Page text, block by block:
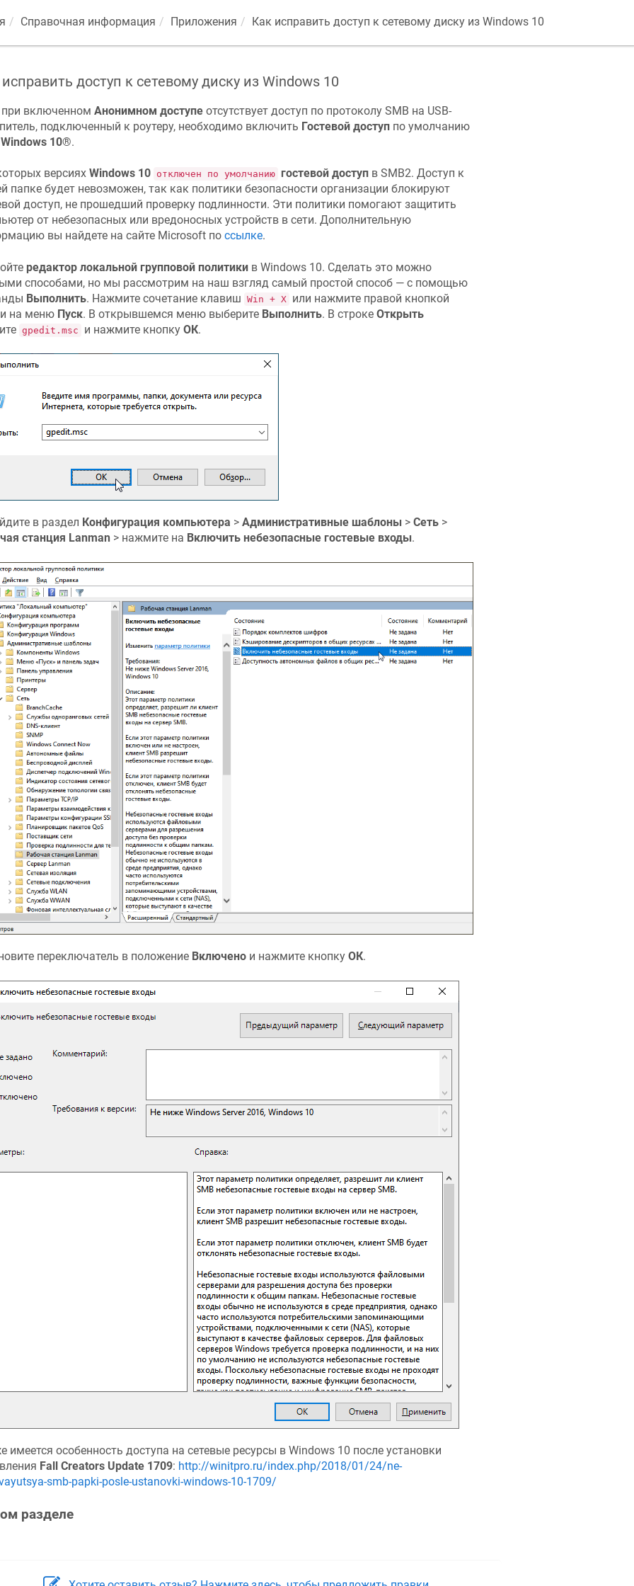
Справочная информация Приложения Как исправить доступ к сетевому диску из Windows 10
доступ к сетевому диску из Windows 10
при включенном Анонимном доступеотсутствует доступ по протоколу SMB на USB-
подключенный к роутеру, необходимо включить Гостевой доступпо умолчанию
Windows 10®.
версиях Windows 10 отключен по умолчанию гостевой доступв SMB2. Доступ к
папке будет невозможен, так как политики безопасности организации блокируют
доступ, не прошедший проверку подлинности. Эти политики помогают защитить
от небезопасных или вредоносных устройств в сети. Дополнительную
вы найдете на сайте Microsoft по ссылке.
редактор локальной групповой политикив Windows 10. Сделать это можно
способами, но мы рассмотрим на наш взгляд самый простой способ — с помощью
Выполнить. Нажмите сочетание клавиш Win + X
или нажмите правой кнопкой
на меню Пуск. В открывшемся меню выберите Выполнить. В строке Открыть
gpedit.msc и нажмите кнопку ОК.
в раздел Конфигурация компьютера > Административные шаблоны > Сеть>
станция Lanman > нажмите на Включить небезопасные гостевые входы.
переключатель в положение Включенои нажмите кнопку ОК.
имеется особенность доступа на сетевые ресурсы в Windows 10 после установки
Fall Creators Update 1709: http://winitpro.ru/index.php/2018/01/24/ne-
smb-papki-posle-ustanovki-windows-10-1709/
разделе